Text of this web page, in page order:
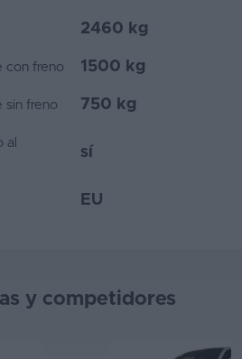
2460 kg
con freno 1500 kg
sin freno 750 kg
al
sí
EU
y competidores